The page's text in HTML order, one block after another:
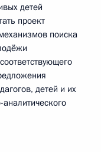
детей
проект
поиска
детей и их